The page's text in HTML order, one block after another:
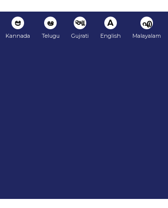
ಆ
Kannada
ఆ
Telugu
આ
Gujrati
A
English
എ
Malayalam